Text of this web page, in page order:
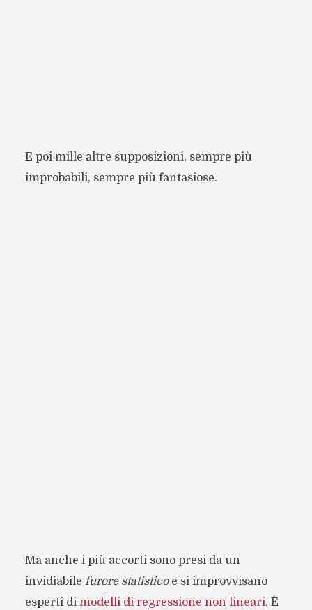
E poi mille altre supposizioni, sempre più
improbabili, sempre più fantasiose.
Ma anche i più accorti sono presi da un
invidiabile furore statisticoe si improvvisano
esperti di modelli di regressione non lineari. È